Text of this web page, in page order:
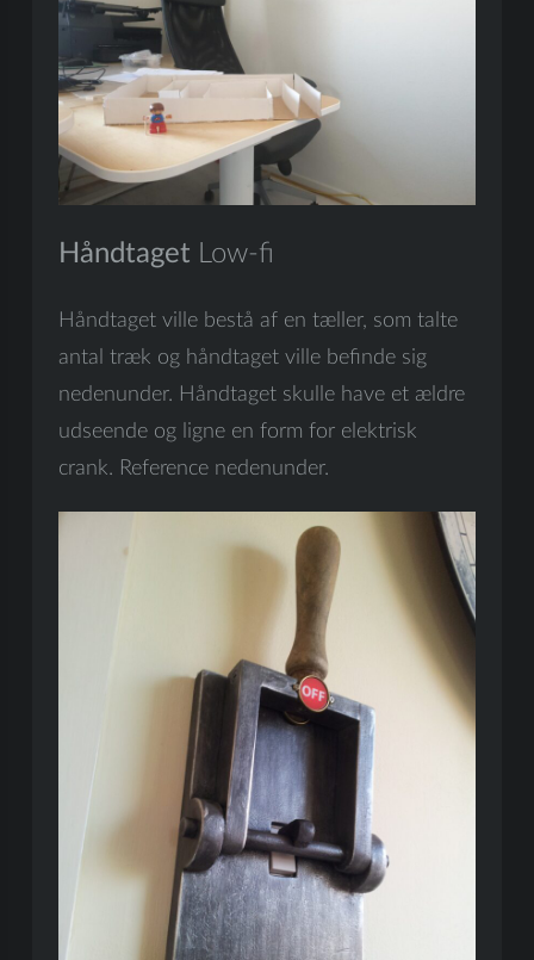
Håndtaget Low-fi
Håndtaget ville bestå af en tæller, som talte
antal træk og håndtaget ville befinde sig
nedenunder. Håndtaget skulle have et ældre
udseende og ligne en form for elektrisk
crank. Reference nedenunder.